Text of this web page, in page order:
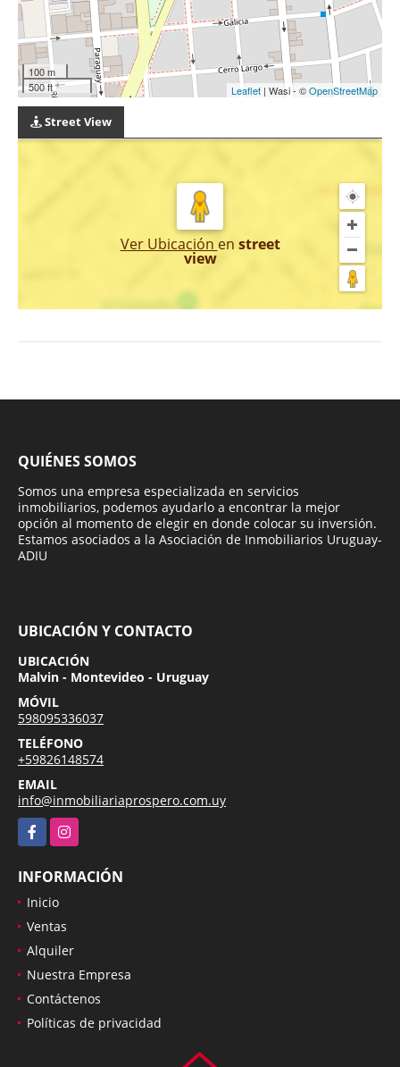
100 m
500 ft
Leaflet | Wasi - ©OpenStreetMap
Street View
Ver Ubicación en street
view
QUIÉNES SOMOS
Somos una empresa especializada en servicios
inmobiliarios, podemos ayudarlo a encontrar la mejor
opción al momento de elegir en donde colocar su inversión.
Estamos asociados a la Asociación de Inmobiliarios Uruguay-
ADIU
UBICACIÓN Y CONTACTO
UBICACIÓN
Malvin - Montevideo - Uruguay
MÓVIL
598095336037
TELÉFONO
+59826148574
EMAIL
info@inmobiliariaprospero.com.uy
FacebookInstagram
INFORMACIÓN
Inicio
Ventas
Alquiler
Nuestra Empresa
Contáctenos
Políticas de privacidad